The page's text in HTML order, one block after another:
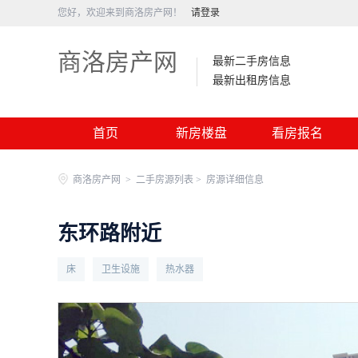
您好，欢迎来到商洛房产网！ 请登录
商洛房产网
最新二手房信息
最新出租房信息
首页 新房楼盘 看房报名
商洛房产网 > 二手房源列表 > 房源详细信息
东环路附近
床 卫生设施 热水器